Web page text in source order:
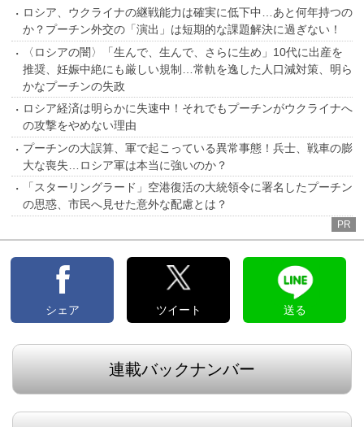
ロシア、ウクライナの継戦能力は確実に低下中…あと何年持つの
か？プーチン外交の「演出」は短期的な課題解決に過ぎない！
〈ロシアの闇〉「生んで、生んで、さらに生め」10代に出産を
推奨、妊娠中絶にも厳しい規制…常軌を逸した人口減対策、明ら
かなプーチンの失政
ロシア経済は明らかに失速中！それでもプーチンがウクライナへ
の攻撃をやめない理由
プーチンの大誤算、軍で起こっている異常事態！兵士、戦車の膨
大な喪失…ロシア軍は本当に強いのか？
「スターリングラード」空港復活の大統領令に署名したプーチン
の思惑、市民へ見せた意外な配慮とは？
PR
シェア ツイート 送る
連載バックナンバー